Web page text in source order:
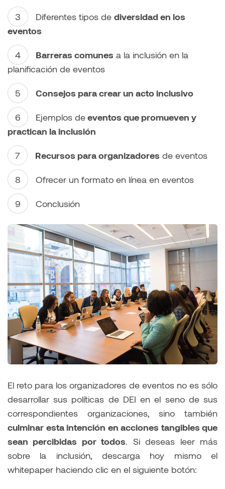
Diferentes tipos de diversidad en los
eventos
Barreras comunes a la inclusión en la
planificación de eventos
Consejos para crear un acto inclusivo
Ejemplos deeventos que promueven y
practican la inclusión
Recursos para organizadores de eventos
Ofrecer un formato en línea en eventos
Conclusión
El reto para los organizadores de eventos no es sólo
desarrollar sus políticas de DEI en el seno de sus
correspondientes organizaciones, sino también
culminar esta intención en acciones tangibles que
sean percibidas por todos. Si deseas leer más
sobre la inclusión, descarga hoy mismo el
whitepaper haciendo clic en el siguiente botón: